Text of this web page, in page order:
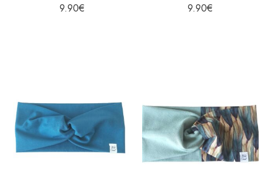
9.90€ 9.90€